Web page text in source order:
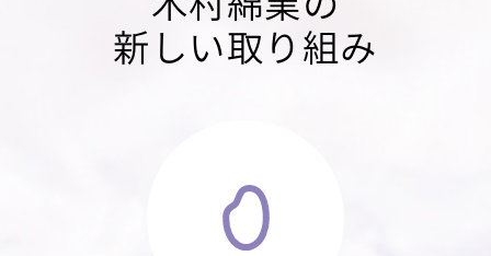
新しい取り組み